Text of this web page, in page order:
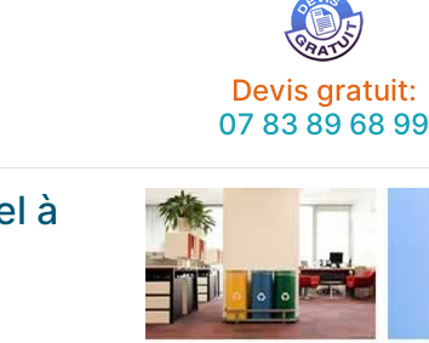
Devis gratuit:
07 83 89 68 99
à